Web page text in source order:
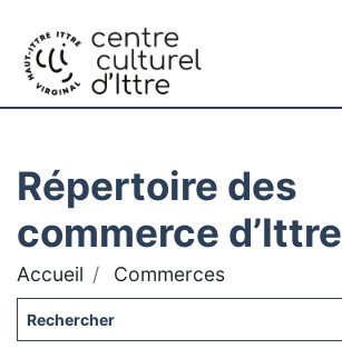
Répertoire des
commerce d’Ittre
Accueil Commerces